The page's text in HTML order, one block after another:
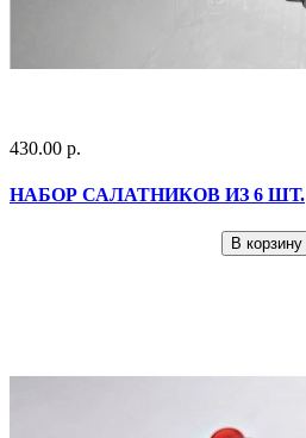
430.00 р.
НАБОР САЛАТНИКОВ ИЗ 6 ШТ.
В корзину